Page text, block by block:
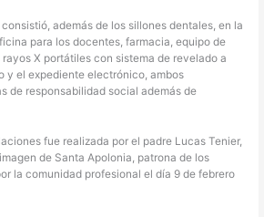
además de los sillones dentales, en la
para los docentes, farmacia, equipo de
X portátiles con sistema de revelado a
y el expediente electrónico, ambos
de responsabilidad social además de
fue realizada por el padre Lucas Tenier,
de Santa Apolonia, patrona de los
la comunidad profesional el día 9 de febrero